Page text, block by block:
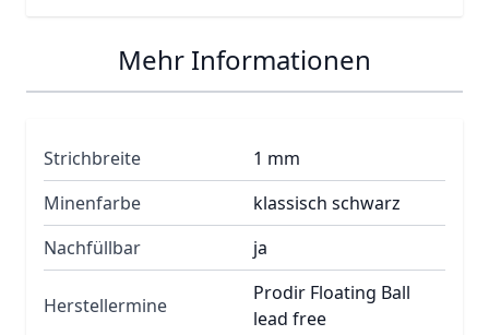
Mehr Informationen
Strichbreite
1 mm
Minenfarbe
klassisch schwarz
Nachfüllbar
ja
Herstellermine
Prodir Floating Ball
lead free